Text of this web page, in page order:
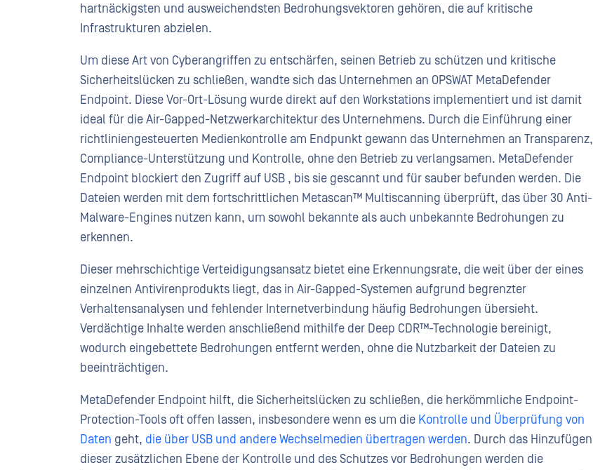
hartnäckigsten und ausweichendsten Bedrohungsvektoren gehören, die auf kritische
Infrastrukturen abzielen.
Um diese Art von Cyberangriffen zu entschärfen, seinen Betrieb zu schützen und kritische
Sicherheitslücken zu schließen, wandte sich das Unternehmen an OPSWAT MetaDefender
Endpoint. Diese Vor-Ort-Lösung wurde direkt auf den Workstations implementiert und ist damit
ideal für die Air-Gapped-Netzwerkarchitektur des Unternehmens. Durch die Einführung einer
richtliniengesteuerten Medienkontrolle am Endpunkt gewann das Unternehmen an Transparenz,
Compliance-Unterstützung und Kontrolle, ohne den Betrieb zu verlangsamen. MetaDefender
Endpoint blockiert den Zugriff auf USB , bis sie gescannt und für sauber befunden werden. Die
Dateien werden mit dem fortschrittlichen Metascan™ Multiscanning überprüft, das über 30 Anti-
Malware-Engines nutzen kann, um sowohl bekannte als auch unbekannte Bedrohungen zu
erkennen.
Dieser mehrschichtige Verteidigungsansatz bietet eine Erkennungsrate, die weit über der eines
einzelnen Antivirenprodukts liegt, das in Air-Gapped-Systemen aufgrund begrenzter
Verhaltensanalysen und fehlender Internetverbindung häufig Bedrohungen übersieht.
Verdächtige Inhalte werden anschließend mithilfe der Deep CDR™-Technologie bereinigt,
wodurch eingebettete Bedrohungen entfernt werden, ohne die Nutzbarkeit der Dateien zu
beeinträchtigen.
MetaDefender Endpoint hilft, die Sicherheitslücken zu schließen, die herkömmliche Endpoint-
Protection-Tools oft offen lassen, insbesondere wenn es um die Kontrolle und Überprüfung von
Daten geht, die über USB und andere Wechselmedien übertragen werden. Durch das Hinzufügen
dieser zusätzlichen Ebene der Kontrolle und des Schutzes vor Bedrohungen werden die